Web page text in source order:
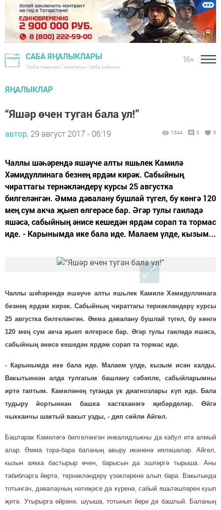
САБА ЯҢАЛЫКЛАРЫ
"Саба таңнары" газетасы - Саба районы
16+
ЯҢАЛЫКЛАР
“Яшәр өчен туган бала ул!”
автор, 29 август 2017 - 06:19 1044 0 0
Чаллы шәһәрендә яшәүче алты яшьлек Камилә
Хәмидуллинага безнең ярдәм кирәк. Сабыйның
чираттагы тернәкләндерү курсы 25 августка
билгеләнгән. Әмма дәвалану бушлай түгел, бу көнгә 120
мең сум акча җыеп өлгерәсе бар. Әгәр тулы гаиләдә
яшәсә, сабыйның әнисе кешедән ярдәм сорап та тормас
иде. - Карынымда ике бала иде. Малаем үлде, кызым...
Чаллы шәһәрендә яшәүче алты яшьлек Камилә Хәмидуллинага
безнең ярдәм кирәк. Сабыйның чираттагы тернәкләндерү курсы
25 августка билгеләнгән. Әмма дәвалану бушлай түгел, бу көнгә
120 мең сум акча җыеп өлгерәсе бар. Әгәр тулы гаиләдә яшәсә,
сабыйның әнисе кешедән ярдәм сорап та тормас иде.
- Карынымда ике бала иде. Малаем үлде, кызым исән калды.
Вакытыннан алда тулгагым башлану сәбәпле, сабыйларымны
иртә таптым. Камиләнең туганда ук диаг­нозлары күп иде. Бала
тудыру йортыннан башка хаста­ханәгә җи­бәрделәр. Өйгә
чыкканчы шактый вакыт узды, - дип сөйли Айгөл.
Баштарак Камиләгә билге­лән­гән инвалидлыкны да кабул итә алмый
алар. Әмма тора-бара ба­ланың авыру икәненә иялә­шәләр. Айгөл,
кызын аякка бас­тырыр өчен, барысын да эш­ләргә тырыша. Аны
табибларга йөртә, тер­нәкләндерү үзәклә­ре­нә алып бара. Вакытында
тотынгач, дәвалауның нәтиҗәсе дә күренә, сабый яшь­тәшләрен куып
җитә. Утырырга өйрәнә, шуыша, тотынып йөри дә башлый. Ба­ланың